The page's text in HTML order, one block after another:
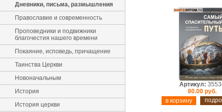
Дневники, письма, размышления
Православие и современность
Проповедники и подвижники
благочестия нашего времени
Покаяние, исповедь, причащение
Таинства Церкви
Новоначальным
История
История церкви
Артикул:
80.00 руб.